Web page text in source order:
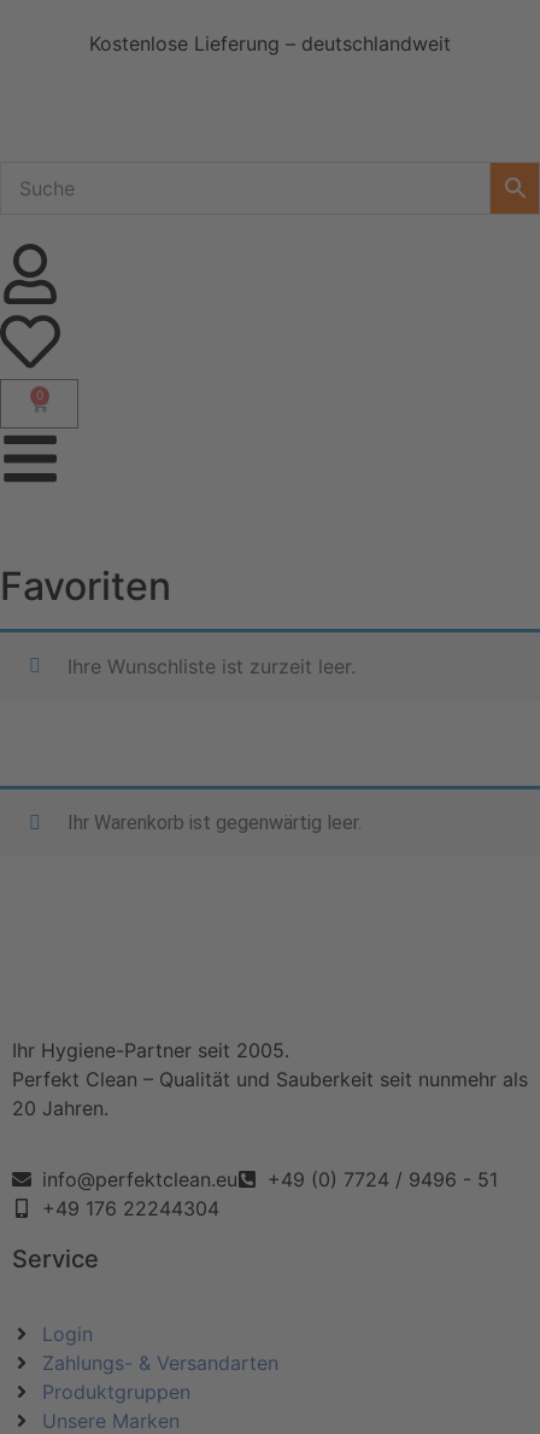
Kostenlose Lieferung – deutschlandweit
0
Favoriten
Ihre Wunschliste ist zurzeit leer.
Ihr Warenkorb ist gegenwärtig leer.
Ihr Hygiene-Partner seit 2005.
Perfekt Clean – Qualität und Sauberkeit seit nunmehr als
20 Jahren.
info@perfektclean.eu
+49 (0) 7724 / 9496 - 51
+49 176 22244304
Service
Login
Zahlungs- & Versandarten
Produktgruppen
Unsere Marken